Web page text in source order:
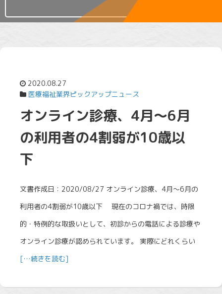
2020.08.27
医療福祉業界ピックアップニュース
オンライン診療、4月～6月
の利用者の4割弱が10歳以
下
文書作成日：2020/08/27 オンライン診療、4月～6月の
利用者の4割弱が10歳以下 現在のコロナ禍では、時限
的・特例的な取扱いとして、初診からの電話による診療や
オンライン診療が認められています。 実際にどれくらい
[…続きを読む]